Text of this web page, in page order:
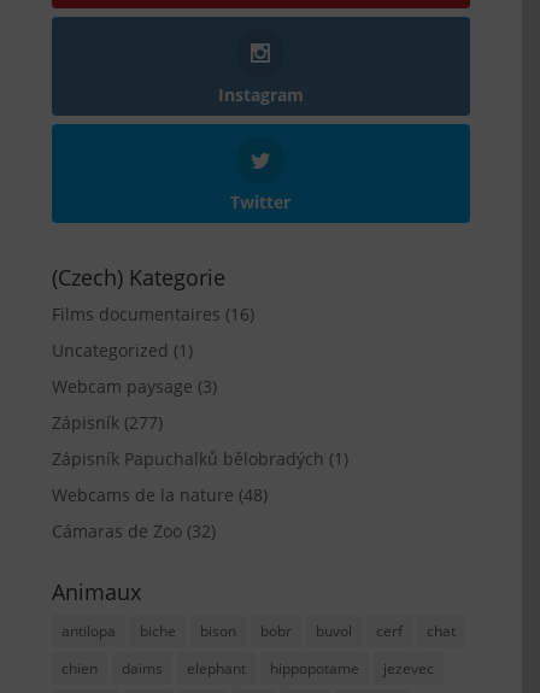
Instagram
Twitter
(Czech) Kategorie
Films documentaires (16)
Uncategorized (1)
Webcam paysage (3)
Zápisník (277)
Zápisník Papuchalků bělobradých (1)
Webcams de la nature (48)
Cámaras de Zoo (32)
Animaux
antilopa biche bison bobr buvol cerf
chat
chien
daims elephant hippopotame
jezevec